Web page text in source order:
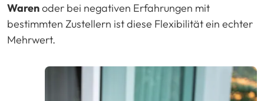
Warenoder bei negativen Erfahrungen mit
bestimmten Zustellern ist diese Flexibilität ein echter
Mehrwert.